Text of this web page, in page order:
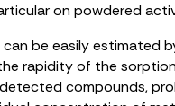
on powdered
be easily estimated
rapidity of the
compounds,